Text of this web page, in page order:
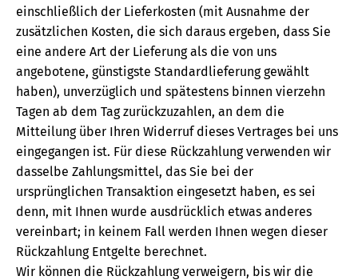
einschließlich der Lieferkosten (mit Ausnahme der
zusätzlichen Kosten, die sich daraus ergeben, dass Sie
eine andere Art der Lieferung als die von uns
angebotene, günstigste Standardlieferung gewählt
haben), unverzüglich und spätestens binnen vierzehn
Tagen ab dem Tag zurückzuzahlen, an dem die
Mitteilung über Ihren Widerruf dieses Vertrages bei uns
eingegangen ist. Für diese Rückzahlung verwenden wir
dasselbe Zahlungsmittel, das Sie bei der
ursprünglichen Transaktion eingesetzt haben, es sei
denn, mit Ihnen wurde ausdrücklich etwas anderes
vereinbart; in keinem Fall werden Ihnen wegen dieser
Rückzahlung Entgelte berechnet.
Wir können die Rückzahlung verweigern, bis wir die